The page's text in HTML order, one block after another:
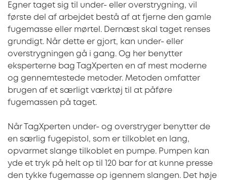
Egner taget sig til under- eller overstrygning, vil
første del af arbejdet bestå af at fjerne den gamle
fugemasse eller mørtel. Dernæst skal taget renses
grundigt. Når dette er gjort, kan under- eller
overstrygningen gå i gang. Og her benytter
eksperterne bag TagXperten en af mest moderne
og gennemtestede metoder. Metoden omfatter
brugen af et særligt værktøj til at påføre
fugemassen på taget.
Når TagXperten under- og overstryger benytter de
en særlig fugepistol, som er tilkoblet en lang,
opvarmet slange tilkoblet en pumpe. Pumpen kan
yde et tryk på helt op til 120 bar for at kunne presse
den tykke fugemasse op igennem slangen. Det høje